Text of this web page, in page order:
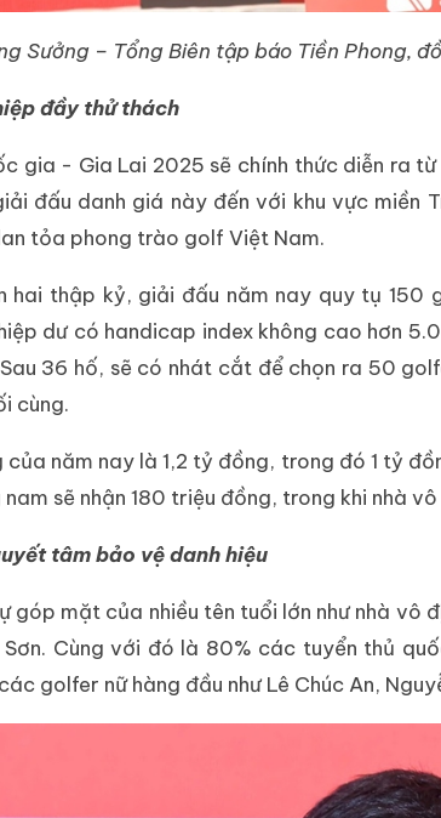
Sưởng – Tổng Biên tập báo Tiền Phong,
đầy thử thách
gia - Gia Lai 2025 sẽ chính thức diễn ra
đấu danh giá này đến với khu vực miền
tỏa phong trào golf Việt Nam.
hai thập kỷ, giải đấu năm nay quy tụ
dư có handicap index không cao hơn
36 hố, sẽ có nhát cắt để chọn ra 50
cùng.
năm nay là 1,2 tỷ đồng, trong đó 1 tỷ
sẽ nhận 180 triệu đồng, trong khi nhà
tâm bảo vệ danh hiệu
góp mặt của nhiều tên tuổi lớn như nhà vô
Cùng với đó là 80% các tuyển thủ
golfer nữ hàng đầu như Lê Chúc An,